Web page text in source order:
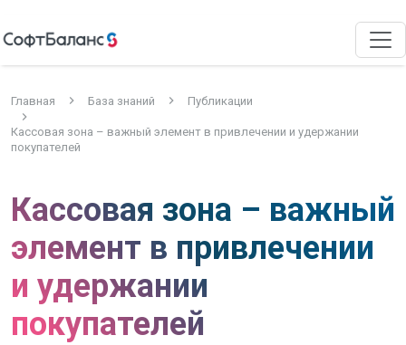
Главная База знаний Публикации
Кассовая зона – важный элемент в привлечении и удержании
покупателей
Кассовая зона – важный
элемент в привлечении
и удержании
покупателей